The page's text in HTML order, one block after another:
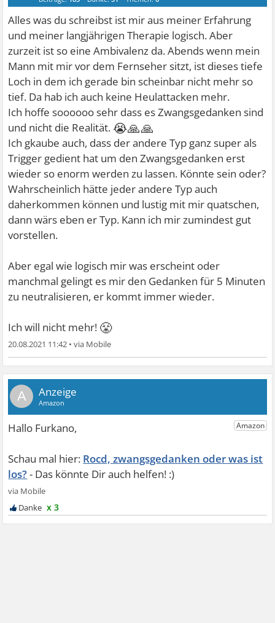
Alles was du schreibst ist mir aus meiner Erfahrung
und meiner langjährigen Therapie logisch. Aber
zurzeit ist so eine Ambivalenz da. Abends wenn mein
Mann mit mir vor dem Fernseher sitzt, ist dieses tiefe
Loch in dem ich gerade bin scheinbar nicht mehr so
tief. Da hab ich auch keine Heulattacken mehr.
Ich hoffe soooooo sehr dass es Zwangsgedanken sind
und nicht die Realität. 😭🙏🙏
Ich gkaube auch, dass der andere Typ ganz super als
Trigger gedient hat um den Zwangsgedanken erst
wieder so enorm werden zu lassen. Könnte sein oder?
Wahrscheinlich hätte jeder andere Typ auch
daherkommen können und lustig mit mir quatschen,
dann wärs eben er Typ. Kann ich mir zumindest gut
vorstellen.
Aber egal wie logisch mir was erscheint oder
manchmal gelingt es mir den Gedanken für 5 Minuten
zu neutralisieren, er kommt immer wieder.
Ich will nicht mehr! 😤
20.08.2021 11:42 •
A
Rocd, zwangsgedanken oder was ist
los?
x 3